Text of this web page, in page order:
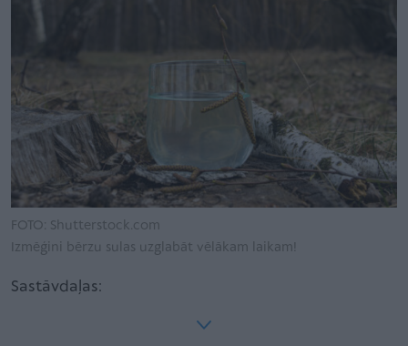
FOTO: Shutterstock.com
Izmēģini bērzu sulas uzglabāt vēlākam laikam!
Sastāvdaļas: